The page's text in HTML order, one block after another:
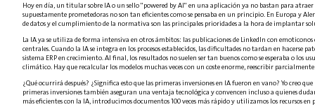
Hoy en día, un titular sobre IA o un sello "powered by AI" en una aplicación ya no bastan para
supuestamente prometedoras no son tan eficientes como se pensaba en un principio. En Europa y
de datos y el cumplimiento de la normativa son las principales prioridades a la hora de implantar
La IA ya se utiliza de forma intensiva en otros ámbitos: las publicaciones de LinkedIn con emoticonos
centrales. Cuando la IA se integra en los procesos establecidos, las dificultades no tardan en hacerse
sistema ERP en crecimiento. Al final, los resultados no suelen ser tan buenos como se esperaba o
climático. Hay que recalcular los modelos muchas veces con un coste enorme, reescribir
¿Qué ocurrirá después? ¿Significa esto que las primeras inversiones en IA fueron en vano? Yo creo
primeras inversiones también aseguran una ventaja tecnológica y convencen incluso a quienes
más eficientes con la IA, introducimos documentos 100 veces más rápido y utilizamos los recursos